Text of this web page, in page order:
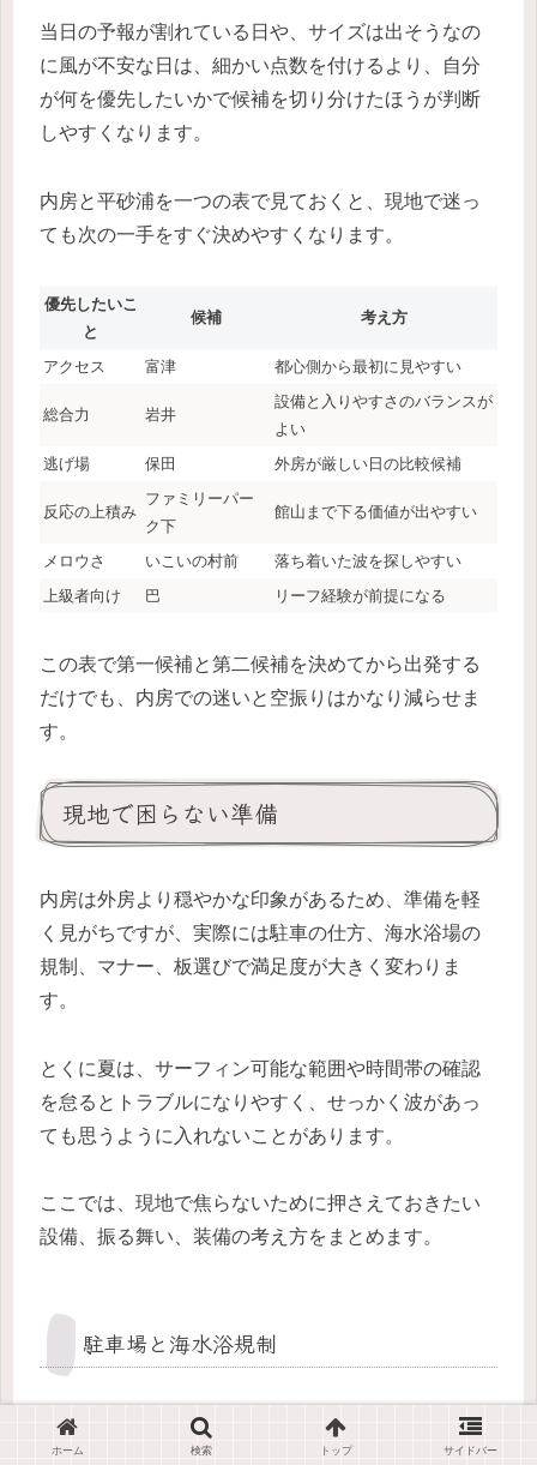
当日の予報が割れている日や、サイズは出そうなの
に風が不安な日は、細かい点数を付けるより、自分
が何を優先したいかで候補を切り分けたほうが判断
しやすくなります。
内房と平砂浦を一つの表で見ておくと、現地で迷っ
ても次の一手をすぐ決めやすくなります。
優先したいこ
と
候補 考え方
アクセス 富津 都心側から最初に見やすい
総合力 岩井
設備と入りやすさのバランスが
よい
逃げ場
保田 外房が厳しい日の比較候補
反応の上積み
ファミリーパー
ク下
館山まで下る価値が出やすい
メロウさ いこいの村前
落ち着いた波を探しやすい
上級者向け
巴 リーフ経験が前提になる
この表で第一候補と第二候補を決めてから出発する
だけでも、内房での迷いと空振りはかなり減らせま
す。
現地で困らない準備
内房は外房より穏やかな印象があるため、準備を軽
く見がちですが、実際には駐車の仕方、海水浴場の
規制、マナー、板選びで満足度が大きく変わりま
す。
とくに夏は、サーフィン可能な範囲や時間帯の確認
を怠るとトラブルになりやすく、せっかく波があっ
ても思うように入れないことがあります。
ここでは、現地で焦らないために押さえておきたい
設備、振る舞い、装備の考え方をまとめます。
駐車場と海水浴規制
内房のポイントは海水浴場と重なる場所が多く、シ
ーズン中はサーファーの感覚だけで動くと現地ルー
ホーム 検索 トップ サイドバー